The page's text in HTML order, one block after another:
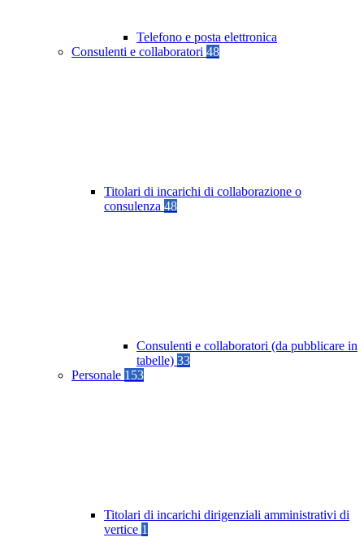
Telefono e posta elettronica
Consulenti e collaboratori 48
Titolari di incarichi di collaborazione o
consulenza 48
Consulenti e collaboratori (da pubblicare in
tabelle) 33
Personale 153
Titolari di incarichi dirigenziali amministrativi di
vertice 1